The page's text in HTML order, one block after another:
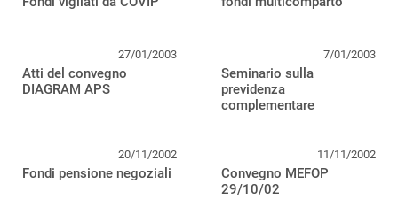
27/01/2003
Atti del convegno
DIAGRAM APS
7/01/2003
Seminario sulla
previdenza
complementare
20/11/2002
Fondi pensione negoziali
11/11/2002
Convegno MEFOP
29/10/02